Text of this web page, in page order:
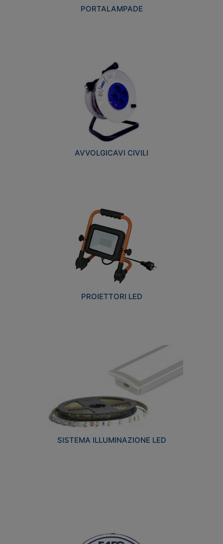
PORTALAMPADE
AVVOLGICAVI CIVILI
PROIETTORI LED
SISTEMA ILLUMINAZIONE LED